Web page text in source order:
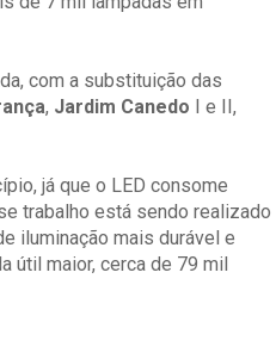
com a substituição das
, Jardim Canedo I e II,
já que o LED consome
trabalho está sendo realizado
iluminação mais durável e
útil maior, cerca de 79 mil